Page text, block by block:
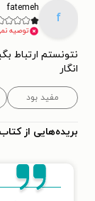
f
fatemeh
توصیه
نتونستم ارتباط
انگار
مفید بود
بریده‌هایی از کتاب